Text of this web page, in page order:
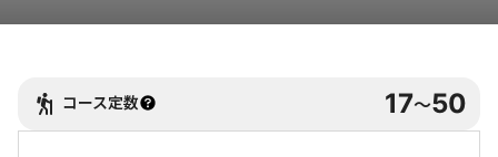
コース定数 17〜50